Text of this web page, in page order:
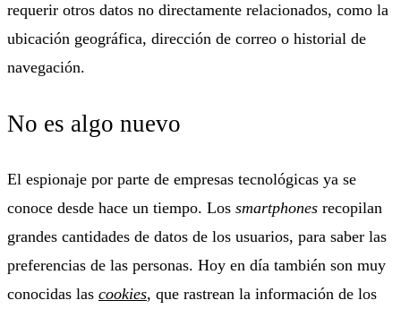
requerir otros datos no directamente relacionados, como la
ubicación geográfica, dirección de correo o historial de
navegación.
No es algo nuevo
El espionaje por parte de empresas tecnológicas ya se
conoce desde hace un tiempo. Los smartphones recopilan
grandes cantidades de datos de los usuarios, para saber las
preferencias de las personas. Hoy en día también son muy
conocidas las cookies, que rastrean la información de los